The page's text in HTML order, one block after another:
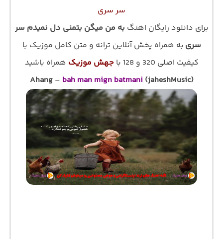
سر سری
برای دانلود رایگان اهنگ به من میگن بتمنی دل نمیدم سر
سری به همراه پخش آنلاین ترانه و متن کامل موزیک با
کیفیت اصلی 320 و 128 با
جهش موزیک همراه باشید
Ahang – bah man mign batmani (jaheshMusic)